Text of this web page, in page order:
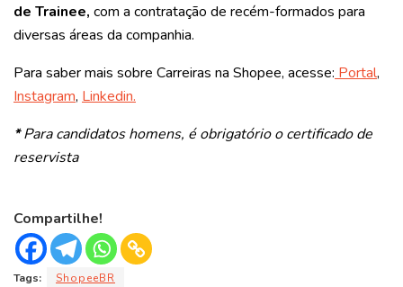
de Trainee, com a contratação de recém-formados para
diversas áreas da companhia.
Para saber mais sobre Carreiras na Shopee, acesse: Portal,
Instagram, Linkedin.
*Para candidatos homens, é obrigatório o certificado de
reservista
Compartilhe!
Tags: ShopeeBR